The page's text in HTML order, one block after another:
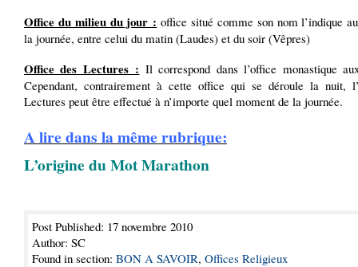
Office du milieu du jour : office situé comme son nom l’indique
la journée, entre celui du matin (Laudes) et du soir (Vêpres)
Office des Lectures : Il correspond dans l’office monastique
Cependant, contrairement à cette office qui se déroule la nuit,
Lectures peut être effectué à n’importe quel moment de la journée.
A lire dans la même rubrique:
L’origine du Mot Marathon
Post Published: 17 novembre 2010
Author: SC
Found in section: BON A SAVOIR, Offices Religieux